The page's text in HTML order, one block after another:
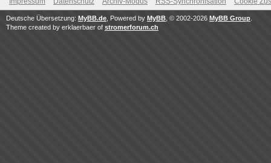
Deutsche Übersetzung: MyBB.de , Powered by MyBB , © 2002-2026 MyBB Group
Theme created by erklaerbaer of stromerforum.ch